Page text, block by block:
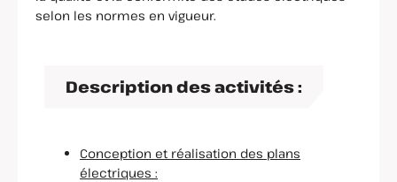
selon les normes en vigueur.
Description des activités :
Conception et réalisation des plans
électriques :